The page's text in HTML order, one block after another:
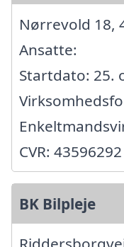
Nørrevold 18,
Ansatte:
Startdato: 25.
CVR: 43596292
BK Bilpleje